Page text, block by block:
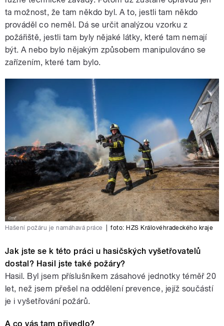
ta možnost, že tam někdo byl. A to, jestli tam někdo
prováděl co neměl. Dá se určit analýzou vzorku z
požářiště, jestli tam byly nějaké látky, které tam nemají
být. A nebo bylo nějakým způsobem manipulováno se
zařízením, které tam bylo.
Hašení požáru je namáhavá práce foto: HZS Královéhradeckého kraje
Jak jste se k této práci u hasičských vyšetřovatelů
dostal? Hasil jste také požáry?
Hasil. Byl jsem příslušníkem zásahové jednotky téměř 20
let, než jsem přešel na oddělení prevence, jejíž součástí
je i vyšetřování požárů.
A co vás tam přivedlo?